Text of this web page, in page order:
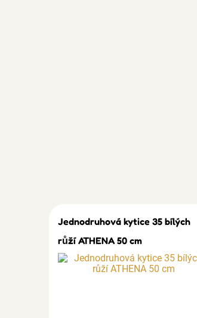
Jednodruhová kytice 35 bílých
růží ATHENA 50 cm